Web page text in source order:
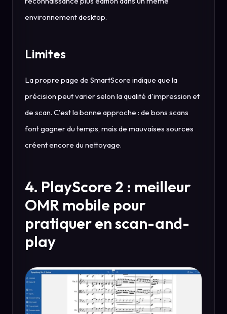
environnement desktop.
Limites
La propre page de SmartScore indique que la
précision peut varier selon la qualité d'impression et
de scan. C'est la bonne approche : de bons scans
font gagner du temps, mais de mauvaises sources
créent encore du nettoyage.
4. PlayScore 2 : meilleur
OMR mobile pour
pratiquer en scan-and-
play